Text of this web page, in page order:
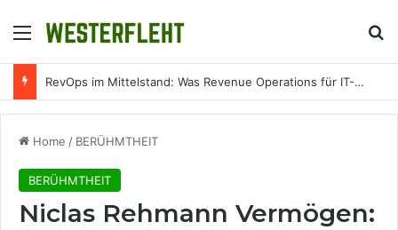
Menu
RevOps im Mittelstand: Was Revenue Operations für IT-Unternehmen konkret bedeutet
Home / BERÜHMTHEIT
BERÜHMTHEIT
Niclas Rehmann Vermögen: